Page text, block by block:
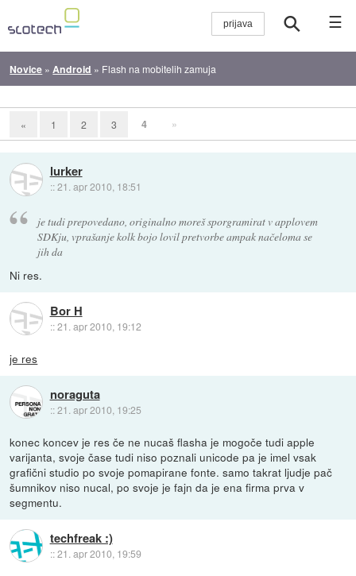
☰
Novice » Android » Flash na mobitelih zamuja
« 1 2 3 4 »
lurker
::21. apr 2010, 18:51
je tudi prepovedano, originalno moreš sporgramirat v applovem
SDKju, vprašanje kolk bojo lovil pretvorbe ampak načeloma se
jih da
Ni res.
Bor H
::21. apr 2010, 19:12
je res
noraguta
::21. apr 2010, 19:25
konec koncev je res če ne nucaš flasha je mogoče tudi apple
varijanta, svoje čase tudi niso poznali unicode pa je imel vsak
grafični studio po svoje pomapirane fonte. samo takrat ljudje pač
šumnikov niso nucal, po svoje je fajn da je ena firma prva v
segmentu.
techfreak :)
::21. apr 2010, 19:59